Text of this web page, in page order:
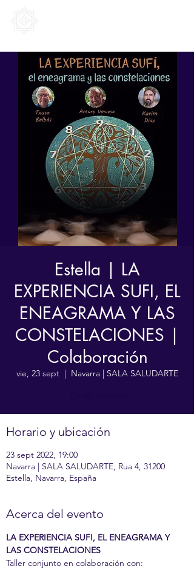
Estella | LA
EXPERIENCIA SUFI, EL
ENEAGRAMA Y LAS
CONSTELACIONES |
Colaboración
vie, 23 sept
  |
Navarra | SALA SALUDARTE
Horario y ubicación
23 sept 2022, 19:00
Navarra | SALA SALUDARTE, Rua 4, 31200
Estella, Navarra, España
Acerca del evento
LA EXPERIENCIA SUFI, EL ENEAGRAMA Y
LAS CONSTELACIONES
Taller conjunto en colaboración con: